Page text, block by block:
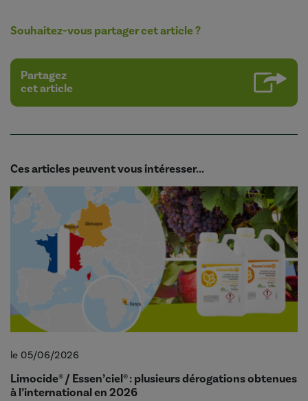
Souhaitez-vous partager cet article ?
Partagez
cet article
Ces articles peuvent vous intéresser...
le 05/06/2026
Limocide® / Essen’ciel® : plusieurs dérogations obtenues
à l’international en 2026